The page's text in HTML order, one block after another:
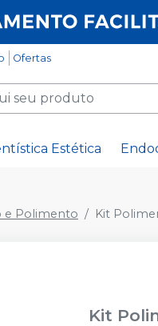
Ofertas
Estética
e Polimento Kit
Kit